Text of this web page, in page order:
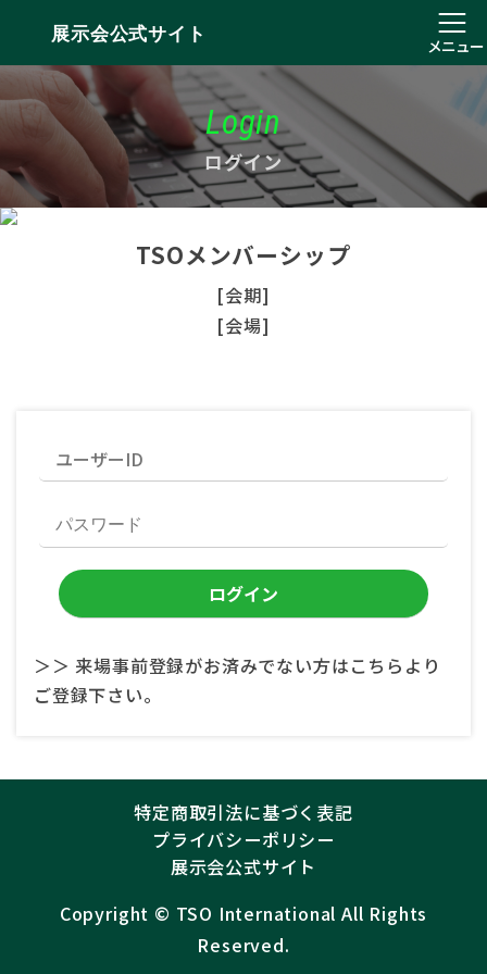
展示会公式サイト
メニュー
Login
ログイン
TSOメンバーシップ
[会期]
[会場]
＞＞ 来場事前登録がお済みでない方はこちらより
ご登録下さい。
特定商取引法に基づく表記
プライバシーポリシー
展示会公式サイト
Copyright ©︎ TSO International All Rights
Reserved.